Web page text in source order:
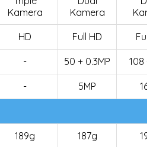
Kamera
Kamera
HD Full HD Full
- 50 + 0.3MP 108 +
- 5MP
189g 187g